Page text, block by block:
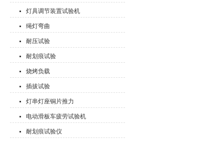
灯具调节装置试验机
绳灯弯曲
耐压试验
耐划痕试验
烧烤负载
插拔试验
灯串灯座铜片推力
电动滑板车疲劳试验机
耐划痕试验仪